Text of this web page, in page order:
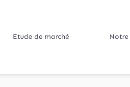
Etude de marché Notre